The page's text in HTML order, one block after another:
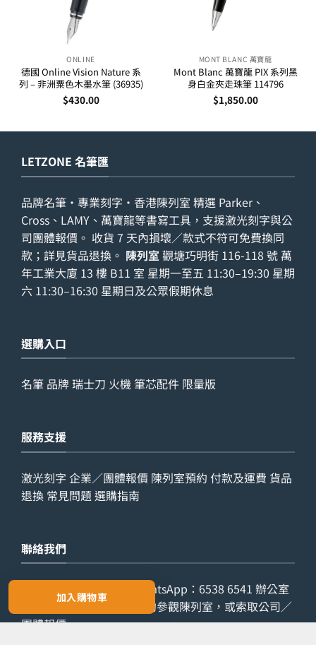
加入購物車
ONLINE
德國 Online Vision Nature 系
列 – 非洲粟色木墨水筆 (36935)
$430.00
MONT BLANC 萬寶龍
Mont Blanc 萬寶龍 PIX 系列黑
身白金夾走珠筆 114796
$1,850.00
LETZONE 名筆匯
品牌名筆・專業刻字・香港陳列室 精選 Parker、
Cross、LAMY、萬寶龍等書寫工具，支援激光刻字與公
司團體報價。 收貨 7 天內損壞／款式不符可免費換同
款；詳見貨品退換 。 陳列室 觀塘巧明街 116-118 號 萬
年工業大廈 13 樓 B11 室 星期一至五 11:30–19:30 星期
六 11:30–16:30 星期日及公眾假期休息
選購入口
名筆 品牌瑞士刀 火機筆芯配件 限量版
服務支援
激光刻字 企業／團體報價 陳列室預約 付款及運費 貨品
退換 常見問題 選購指南
聯絡我們
查詢電話： 9029 7975 WhatsApp： 6538 6541 辦公室
2861 8762 歡迎預約參觀陳列室，或索取公司／
團體報價。